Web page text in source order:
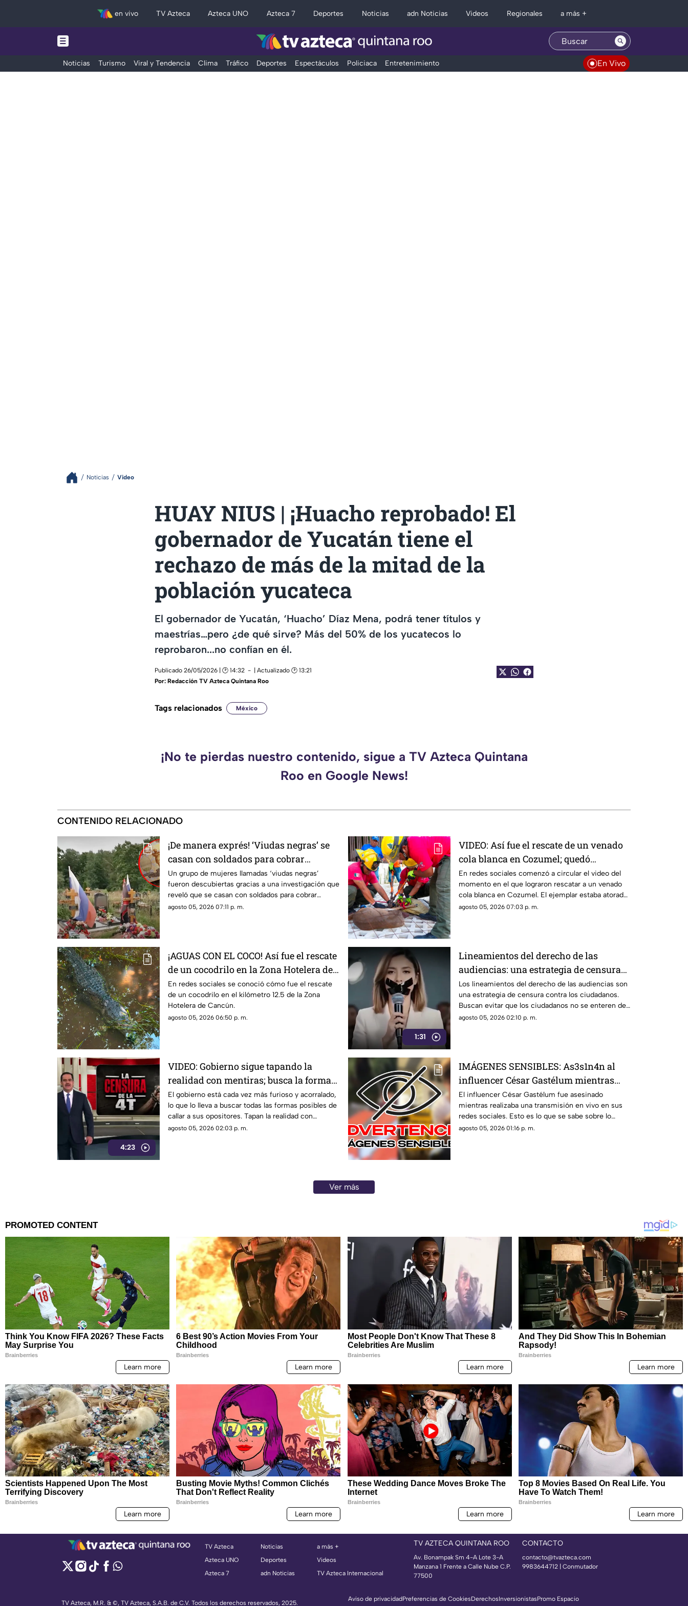
en vivo TV Azteca Azteca UNO Azteca 7 Deportes Noticias adn Noticias Videos Regionales a más +
Noticias Turismo Viral y Tendencia Clima Tráfico Deportes Espectáculos Policiaca Entretenimiento En Vivo
Noticias Video
HUAY NIUS | ¡Huacho reprobado! El
gobernador de Yucatán tiene el
rechazo de más de la mitad de la
población yucateca
El gobernador de Yucatán, ‘Huacho’ Díaz Mena, podrá tener títulos y
maestrías…pero ¿de qué sirve? Más del 50% de los yucatecos lo
reprobaron...no confían en él.
Publicado 26/05/2026 | 🕑 14:32
| Actualizado 🕑 13:21
Por: Redacción TV Azteca Quintana Roo
Tags relacionados México
¡No te pierdas nuestro contenido, sigue a TV Azteca Quintana
Roo en Google News!
CONTENIDO RELACIONADO
¡De manera exprés! ‘Viudas negras’ se
casan con soldados para cobrar
indemnizaciones
Un grupo de mujeres llamadas ‘viudas negras’
fueron descubiertas gracias a una investigación que
reveló que se casan con soldados para cobrar
indemnizaciones.
agosto 05, 2026 07:11 p. m.
VIDEO: Así fue el rescate de un venado
cola blanca en Cozumel; quedó
atrapado en una malla ciclónica
En redes sociales comenzó a circular el video del
momento en el que lograron rescatar a un venado
cola blanca en Cozumel. El ejemplar estaba atorado
en una malla.
agosto 05, 2026 07:03 p. m.
¡AGUAS CON EL COCO! Así fue el rescate
de un cocodrilo en la Zona Hotelera de
Cancún
En redes sociales se conoció cómo fue el rescate
de un cocodrilo en el kilómetro 12.5 de la Zona
Hotelera de Cancún.
agosto 05, 2026 06:50 p. m.
1:31
Lineamientos del derecho de las
audiencias: una estrategia de censura
contra la ciudadanía en México (VIDEO)
Los lineamientos del derecho de las audiencias son
una estrategia de censura contra los ciudadanos.
Buscan evitar que los ciudadanos no se enteren de
lo que sucede. Así están todos los gobernadores
agosto 05, 2026 02:10 p. m.
4:23
VIDEO: Gobierno sigue tapando la
realidad con mentiras; busca la forma
de callar a sus opositores
El gobierno está cada vez más furioso y acorralado,
lo que lo lleva a buscar todas las formas posibles de
callar a sus opositores. Tapan la realidad con
mentiras, esconden situaciones como los vínculos
agosto 05, 2026 02:03 p. m.
IMÁGENES SENSIBLES: As3s1n4n al
influencer César Gastélum mientras
realizaba una transmisión en vivo; esto
se sabe
El influencer César Gastélum fue asesinado
mientras realizaba una transmisión en vivo en sus
redes sociales. Esto es lo que se sabe sobre lo
ocurrido.
agosto 05, 2026 01:16 p. m.
Ver más
TV Azteca
Azteca UNO
Azteca 7
Noticias
Deportes
adn Noticias
a más +
Videos
TV Azteca Internacional
TV AZTECA QUINTANA ROO
Av. Bonampak Sm 4-A Lote 3-A
Manzana 1 Frente a Calle Nube C.P.
77500
CONTACTO
contacto@tvazteca.com
9983644712 | Conmutador
TV Azteca, M.R. & ©, TV Azteca, S.A.B. de C.V. Todos los derechos reservados, 2025.
Aviso de privacidadPreferencias de CookiesDerechosInversionistasPromo Espacio